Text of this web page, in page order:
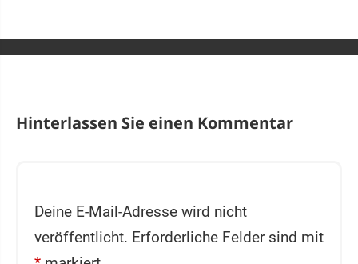
Hinterlassen Sie einen Kommentar
Deine E-Mail-Adresse wird nicht
veröffentlicht. Erforderliche Felder sind mit